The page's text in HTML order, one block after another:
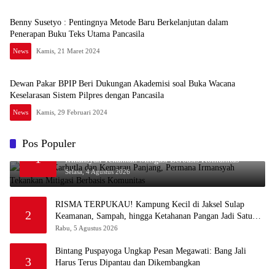
Benny Susetyo : Pentingnya Metode Baru Berkelanjutan dalam
Penerapan Buku Teks Utama Pancasila
News Kamis, 21 Maret 2024
Dewan Pakar BPIP Beri Dukungan Akademisi soal Buka Wacana
Keselarasan Sistem Pilpres dengan Pancasila
News Kamis, 29 Februari 2024
Pos Populer
1
Waspada Karhutla dan Kemarau Panjang, Permana
Irmansyah Tekankan Mitigasi Berbasis Komunitas
Selasa, 4 Agustus 2026
2
RISMA TERPUKAU! Kampung Kecil di Jaksel Sulap
Keamanan, Sampah, hingga Ketahanan Pangan Jadi Satu
Sistem
Rabu, 5 Agustus 2026
3
Bintang Puspayoga Ungkap Pesan Megawati: Bang Jali
Harus Terus Dipantau dan Dikembangkan